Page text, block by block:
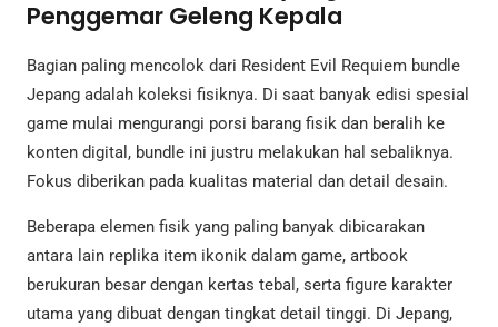
Penggemar Geleng Kepala
Bagian paling mencolok dari Resident Evil Requiem bundle
Jepang adalah koleksi fisiknya. Di saat banyak edisi spesial
game mulai mengurangi porsi barang fisik dan beralih ke
konten digital, bundle ini justru melakukan hal sebaliknya.
Fokus diberikan pada kualitas material dan detail desain.
Beberapa elemen fisik yang paling banyak dibicarakan
antara lain replika item ikonik dalam game, artbook
berukuran besar dengan kertas tebal, serta figure karakter
utama yang dibuat dengan tingkat detail tinggi. Di Jepang,